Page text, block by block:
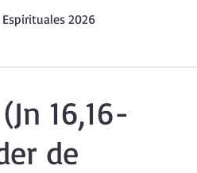
Espirituales 2026
Eucarísticas
16,16-
de